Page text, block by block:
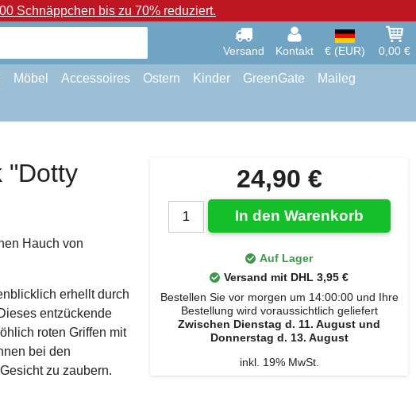
Schnäppchen bis zu 70% reduziert.
Versand Kontakt € (EUR) 0,00 €
Möbel Accessoires Ostern Kinder GreenGate Maileg
24,90 €
In den Warenkorb
Auf Lager
Versand mit DHL 3,95 €
Bestellen Sie vor morgen um 14:00:00 und Ihre
Bestellung wird voraussichtlich geliefert
Zwischen Dienstag d. 11. August und
Donnerstag d. 13. August
inkl. 19% MwSt.
"Dotty
Hauch von
erhellt durch
entzückende
roten Griffen mit
bei den
zu zaubern.